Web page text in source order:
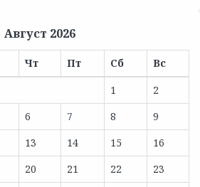
Август 2026
Чт Пт Сб
Вс
1
2
6 7 8
9
13 14 15
16
20 21 22
23